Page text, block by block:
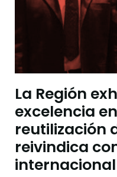
La Región
excelencia
reutilización
reivindica
internacional